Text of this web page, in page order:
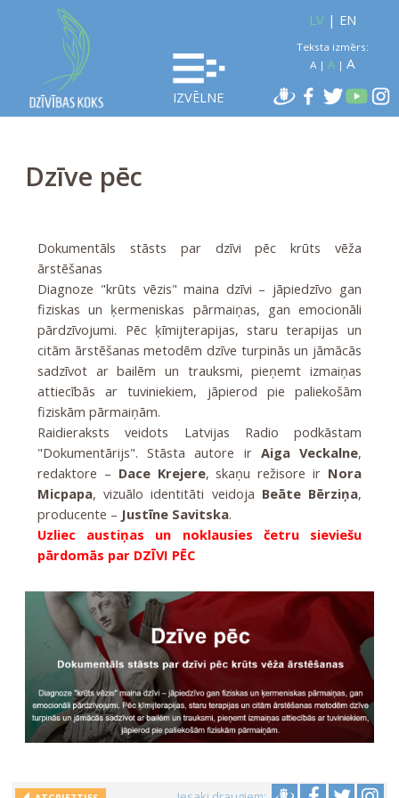
IZVĒLNE
LV| EN
Teksta izmērs:
A| A| A
Dzīve pēc
Dokumentāls stāsts par dzīvi pēc krūts vēža
ārstēšanas
Diagnoze "krūts vēzis" maina dzīvi – jāpiedzīvo gan
fiziskas un ķermeniskas pārmaiņas, gan emocionāli
pārdzīvojumi. Pēc ķīmijterapijas, staru terapijas un
citām ārstēšanas metodēm dzīve turpinās un jāmācās
sadzīvot ar bailēm un trauksmi, pieņemt izmaiņas
attiecībās ar tuviniekiem, jāpierod pie paliekošām
fiziskām pārmaiņām.
Raidieraksts veidots Latvijas Radio podkāstam
"Dokumentārijs". Stāsta autore ir Aiga Veckalne,
redaktore – Dace Krejere, skaņu režisore ir Nora
Micpapa, vizuālo identitāti veidoja Beāte Bērziņa,
producente – Justīne Savitska.
Uzliec austiņas un noklausies četru sieviešu
pārdomās par DZĪVI PĒC